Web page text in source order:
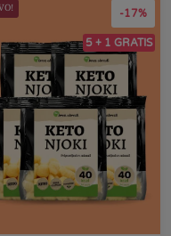
-17%
5 + 1 GRATIS